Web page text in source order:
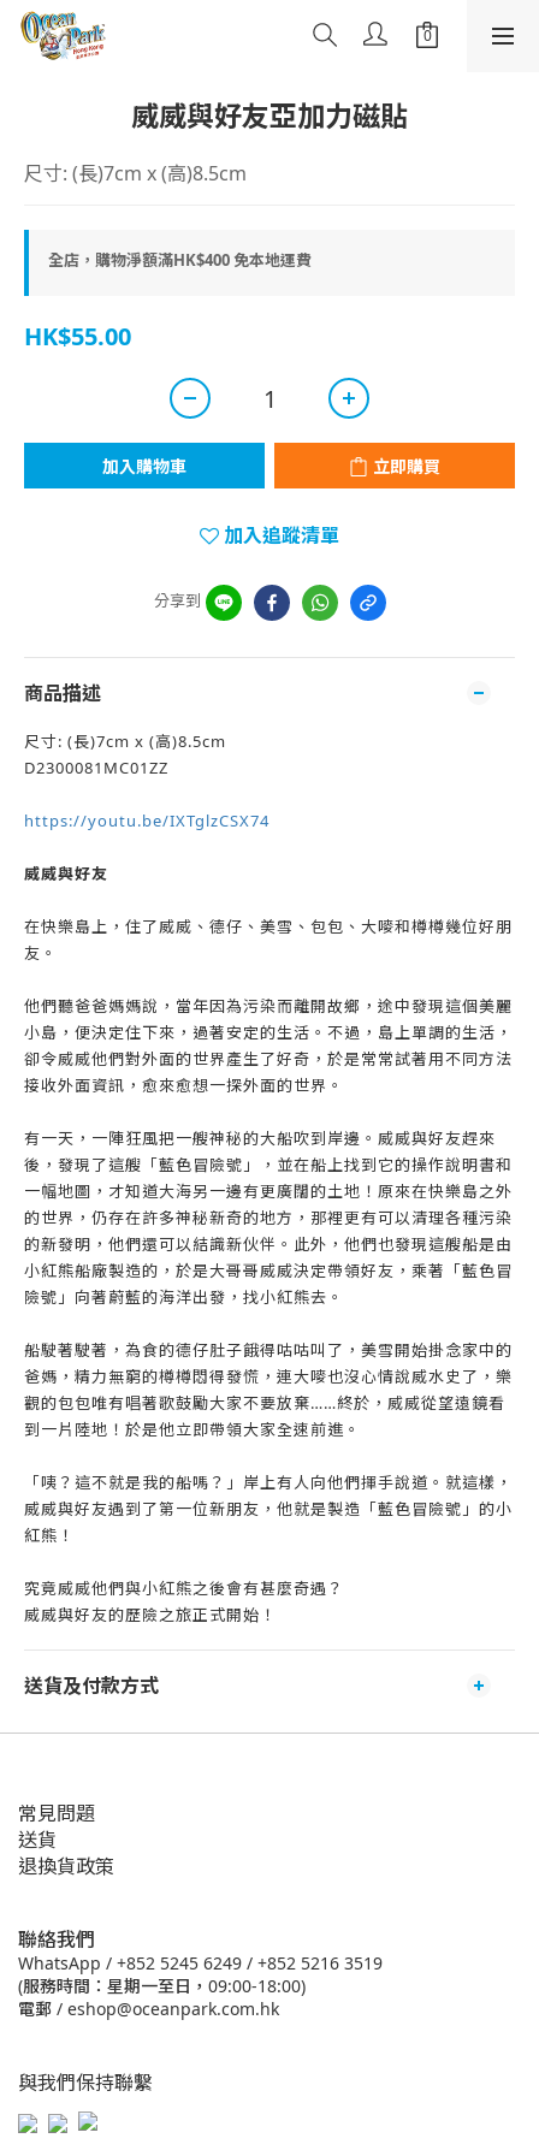
威威與好友亞加力磁貼
尺寸: (長)7cm x (高)8.5cm
全店，購物淨額滿HK$400 免本地運費
HK$55.00
加入購物車 立即購買
加入追蹤清單
分享到
商品描述
尺寸: (長)7cm x (高)8.5cm
D2300081MC01ZZ
https://youtu.be/IXTglzCSX74
威威與好友
在快樂島上，住了威威、德仔、美雪、包包、大嘜和樽樽幾位好朋
友。
他們聽爸爸媽媽說，當年因為污染而離開故鄉，途中發現這個美麗
小島，便決定住下來，過著安定的生活。不過，島上單調的生活，
卻令威威他們對外面的世界產生了好奇，於是常常試著用不同方法
接收外面資訊，愈來愈想一探外面的世界。
有一天，一陣狂風把一艘神秘的大船吹到岸邊。威威與好友趕來
後，發現了這艘「藍色冒險號」，並在船上找到它的操作說明書和
一幅地圖，才知道大海另一邊有更廣闊的土地！原來在快樂島之外
的世界，仍存在許多神秘新奇的地方，那裡更有可以清理各種污染
的新發明，他們還可以結識新伙伴。此外，他們也發現這艘船是由
小紅熊船廠製造的，於是大哥哥威威決定帶領好友，乘著「藍色冒
險號」向著蔚藍的海洋出發，找小紅熊去。
船駛著駛著，為食的德仔肚子餓得咕咕叫了，美雪開始掛念家中的
爸媽，精力無窮的樽樽悶得發慌，連大嘜也沒心情說威水史了，樂
觀的包包唯有唱著歌鼓勵大家不要放棄……終於，威威從望遠鏡看
到一片陸地！於是他立即帶領大家全速前進。
「咦？這不就是我的船嗎？」岸上有人向他們揮手說道。就這樣，
威威與好友遇到了第一位新朋友，他就是製造「藍色冒險號」的小
紅熊！
究竟威威他們與小紅熊之後會有甚麼奇遇？
威威與好友的歷險之旅正式開始！
送貨及付款方式
常見問題
送貨
退換貨政策
聯絡我們
WhatsApp / +852 5245 6249 / +852 5216 3519
(服務時間：星期一至日，09:00-18:00)
電郵 / eshop@oceanpark.com.hk
與我們保持聯繫